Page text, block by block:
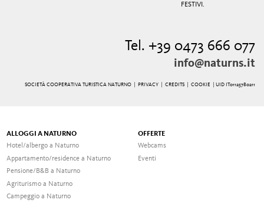
FESTIVI.
Tel. +39 0473 666 077
info@naturns.it
SOCIETÀ COOPERATIVA TURISTICA NATURNO | PRIVACY| CREDITS| COOKIE | UID IT01125780211
ALLOGGI A NATURNO
Hotel/albergo a Naturno
Appartamento/residence a Naturno
Pensione/B&B a Naturno
Agriturismo a Naturno
Campeggio a Naturno
OFFERTE
Webcams
Eventi